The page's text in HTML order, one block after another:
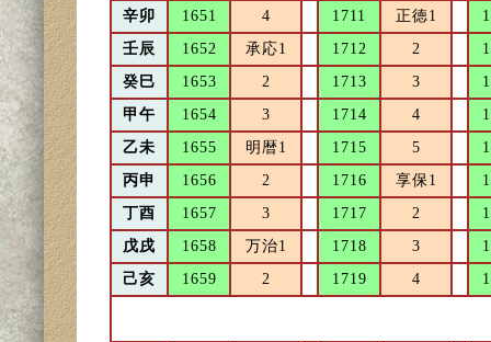
辛卯
1651 4 1711 正徳1
壬辰
1652 承応1 1712 2
癸巳
1653 2 1713 3
甲午
1654 3 1714 4
乙未
1655 明暦1 1715 5
丙申
1656 2 1716 享保1
丁酉
1657 3 1717 2
戊戌
1658 万治1 1718 3
己亥
1659 2 1719 4